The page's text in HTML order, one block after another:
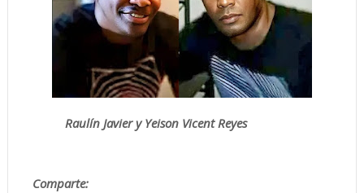
Raulín Javier y Yeison Vicent Reyes
Comparte: